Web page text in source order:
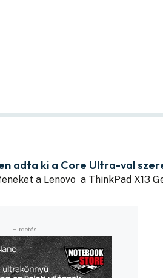
adta ki a Core Ultra-val
a Lenovo a ThinkPad X13